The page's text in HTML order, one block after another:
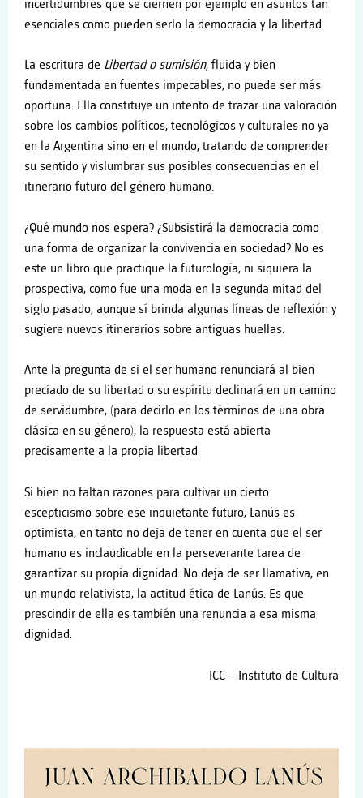
incertidumbres que se ciernen por ejemplo en asuntos tan
esenciales como pueden serlo la democracia y la libertad.
La escritura de Libertad o sumisión, fluida y bien
fundamentada en fuentes impecables, no puede ser más
oportuna. Ella constituye un intento de trazar una valoración
sobre los cambios políticos, tecnológicos y culturales no ya
en la Argentina sino en el mundo, tratando de comprender
su sentido y vislumbrar sus posibles consecuencias en el
itinerario futuro del género humano.
¿Qué mundo nos espera? ¿Subsistirá la democracia como
una forma de organizar la convivencia en sociedad? No es
este un libro que practique la futurología, ni siquiera la
prospectiva, como fue una moda en la segunda mitad del
siglo pasado, aunque sí brinda algunas líneas de reflexión y
sugiere nuevos itinerarios sobre antiguas huellas.
Ante la pregunta de si el ser humano renunciará al bien
preciado de su libertad o su espíritu declinará en un camino
de servidumbre, (para decirlo en los términos de una obra
clásica en su género), la respuesta está abierta
precisamente a la propia libertad.
Si bien no faltan razones para cultivar un cierto
escepticismo sobre ese inquietante futuro, Lanús es
optimista, en tanto no deja de tener en cuenta que el ser
humano es inclaudicable en la perseverante tarea de
garantizar su propia dignidad. No deja de ser llamativa, en
un mundo relativista, la actitud ética de Lanús. Es que
prescindir de ella es también una renuncia a esa misma
dignidad.
ICC – Instituto de Cultura